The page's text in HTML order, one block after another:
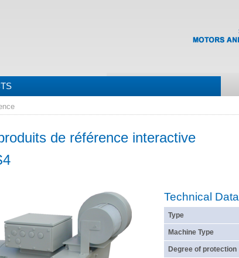
de référence interactive
Technical Data
Type
Machine Type
Degree of protection